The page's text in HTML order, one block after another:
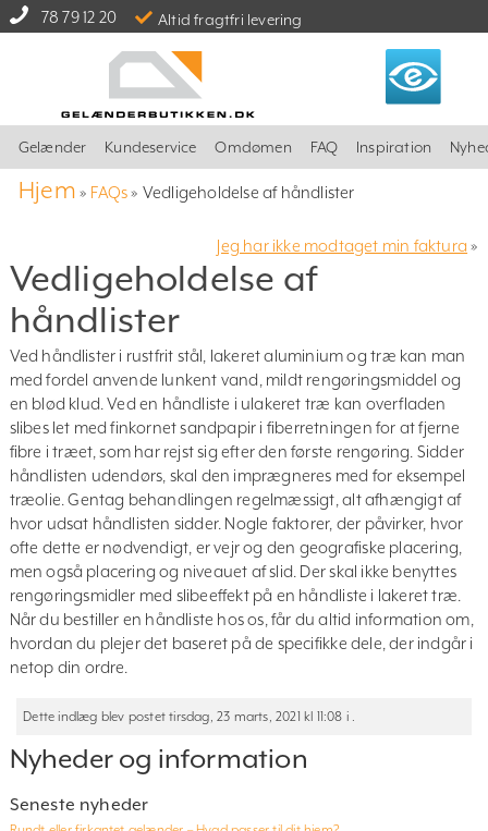
78 79 12 20 Altid fragtfri levering
Gelænder Kundeservice Omdømen FAQ Inspiration
Hjem » FAQs» Vedligeholdelse af håndlister
Jeg har ikke modtaget min faktura »
Vedligeholdelse af
håndlister
Ved håndlister i rustfrit stål, lakeret aluminium og træ kan man
med fordel anvende lunkent vand, mildt rengøringsmiddel og
en blød klud. Ved en håndliste i ulakeret træ kan overfladen
slibes let med finkornet sandpapir i fiberretningen for at fjerne
fibre i træet, som har rejst sig efter den første rengøring. Sidder
håndlisten udendørs, skal den imprægneres med for eksempel
træolie. Gentag behandlingen regelmæssigt, alt afhængigt af
hvor udsat håndlisten sidder. Nogle faktorer, der påvirker, hvor
ofte dette er nødvendigt, er vejr og den geografiske placering,
men også placering og niveauet af slid. Der skal ikke benyttes
rengøringsmidler med slibeeffekt på en håndliste i lakeret træ.
Når du bestiller en håndliste hos os, får du altid information om,
hvordan du plejer det baseret på de specifikke dele, der indgår i
netop din ordre.
Dette indlæg blev postet tirsdag, 23 marts, 2021 kl 11:08 i .
Nyheder og information
Seneste nyheder